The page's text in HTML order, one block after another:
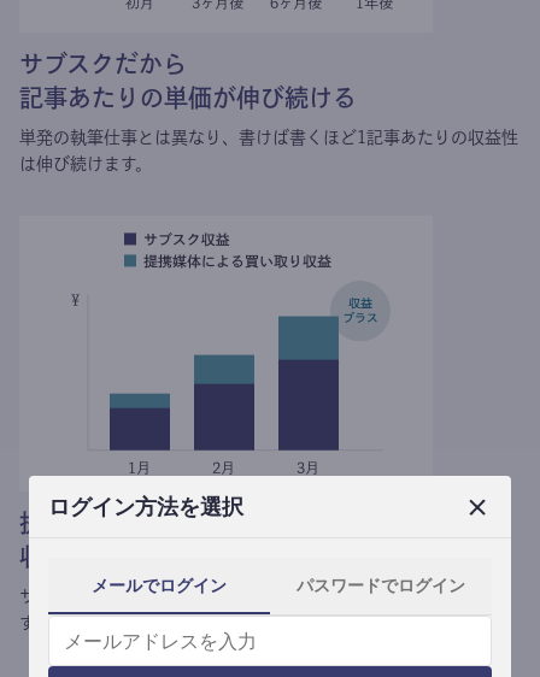
ログイン方法を選択
メールでログイン パスワードでログイン
サブスクだから
記事あたりの単価が伸び続ける
単発の執筆仕事とは異なり、 書けば書くほど1記事あたりの収益性
は伸び続けます。
提携媒体による記事買い取りで
収益がプラスされる
サブスク収益にメディアへの記事提供の売り上げをプラスできま
す。